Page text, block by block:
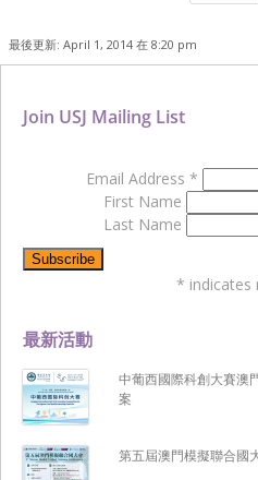
最後更新: April 1, 2014 在 8:20 pm
最新活動
中葡西國際科創大賽澳
案
第五屆澳門模擬聯合國
Join USJ Mailing List
Email Address *
First Name
Last Name
* indicates